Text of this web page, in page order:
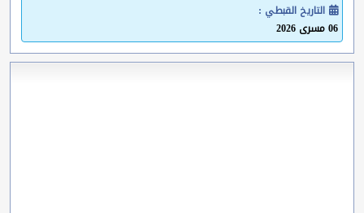
التاريخ القبطي :
06 مسرى 2026